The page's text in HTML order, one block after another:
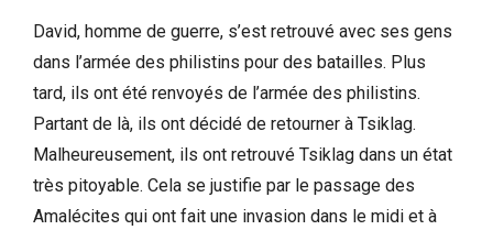
David, homme de guerre, s’est retrouvé avec ses gens
dans l’armée des philistins pour des batailles. Plus
tard, ils ont été renvoyés de l’armée des philistins.
Partant de là, ils ont décidé de retourner à Tsiklag.
Malheureusement, ils ont retrouvé Tsiklag dans un état
très pitoyable. Cela se justifie par le passage des
Amalécites qui ont fait une invasion dans le midi et à